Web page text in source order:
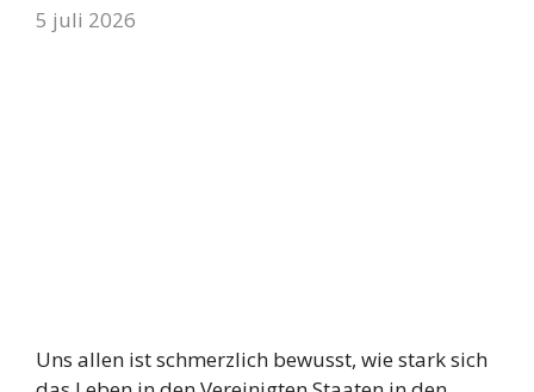
5 juli 2026
Uns allen ist schmerzlich bewusst, wie stark sich